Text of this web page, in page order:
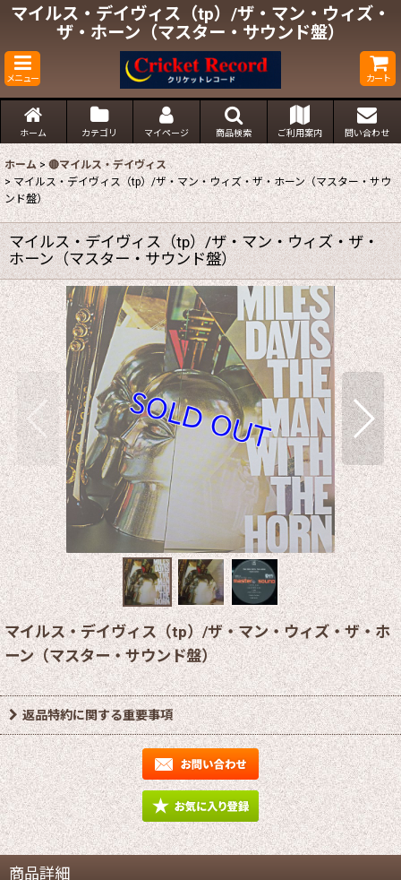
マイルス・デイヴィス（tp）/ザ・マン・ウィズ・
ザ・ホーン（マスター・サウンド盤）
メニュー カート
ホーム カテゴリ マイページ 商品検索 ご利用案内 問い合わせ
ホーム > 🔴マイルス・デイヴィス
> マイルス・デイヴィス（tp）/ザ・マン・ウィズ・ザ・ホーン（マスター・サウ
ンド盤）
マイルス・デイヴィス（tp）/ザ・マン・ウィズ・ザ・
ホーン（マスター・サウンド盤）
マイルス・デイヴィス（tp）/ザ・マン・ウィズ・ザ・ホ
ーン（マスター・サウンド盤）
返品特約に関する重要事項
商品詳細